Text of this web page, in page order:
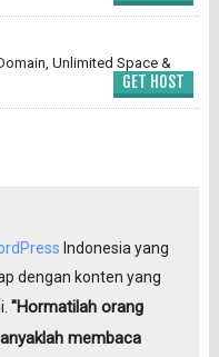
Unlimited Space &
GET HOST
Indonesia yang
dengan konten yang
"Hormatilah orang
membaca